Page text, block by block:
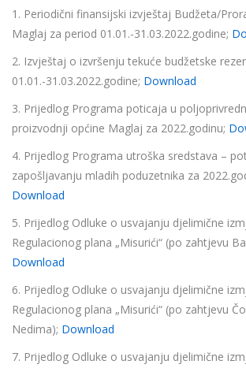
1. Periodični finansijski izvještaj Budžeta/
Maglaj za period 01.01.-31.03.2022.godine;
2. Izvještaj o izvršenju tekuće budžetske
01.01.-31.03.2022.godine; Download
3. Prijedlog Programa poticaja u
proizvodnji općine Maglaj za 2022.godinu;
4. Prijedlog Programa utroška sredstava –
zapošljavanju mladih poduzetnika za
Download
5. Prijedlog Odluke o usvajanju djelimične
Regulacionog plana „Misurići“ (po zahtjevu
Download
6. Prijedlog Odluke o usvajanju djelimične
Regulacionog plana „Misurići“ (po zahtjevu
Nedima); Download
7. Prijedlog Odluke o usvajanju djelimične